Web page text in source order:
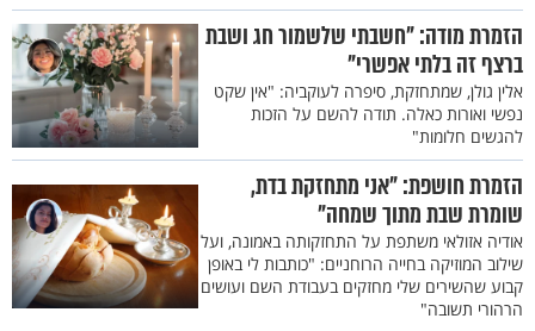
הזמרת מודה: "חשבתי שלשמור חג ושבת
ברצף זה בלתי אפשרי"
אלין גולן, שמתחזקת, סיפרה לעוקביה: "אין שקט
נפשי ואורות כאלה. תודה להשם על הזכות
להגשים חלומות"
הזמרת חושפת: "אני מתחזקת בדת,
שומרת שבת מתוך שמחה"
אודיה אזולאי משתפת על התחזקותה באמונה, ועל
שילוב המוזיקה בחייה הרוחניים: "כותבות לי באופן
קבוע שהשירים שלי מחזקים בעבודת השם ועושים
הרהורי תשובה"